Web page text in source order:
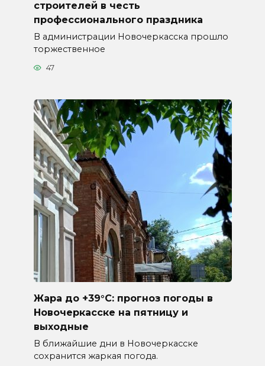
строителей в честь
профессионального праздника
В администрации Новочеркасска прошло
торжественное
47
Жара до +39°C: прогноз погоды в
Новочеркасске на пятницу и
выходные
В ближайшие дни в Новочеркасске
сохранится жаркая погода.